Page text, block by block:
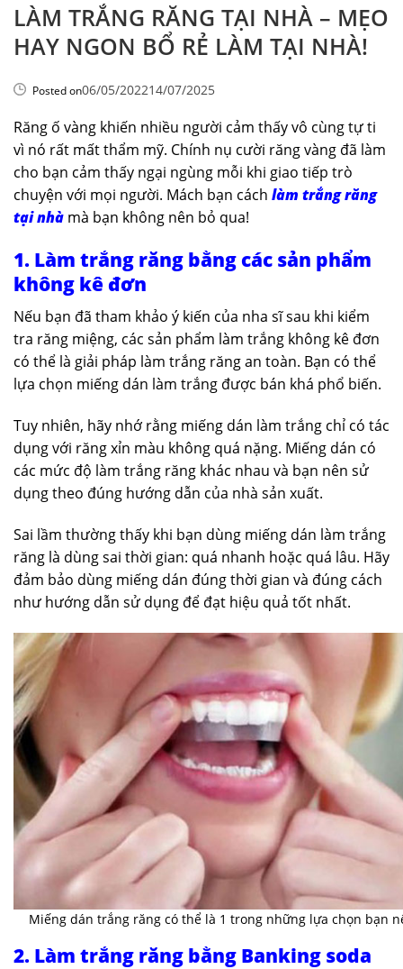
LÀM TRẮNG RĂNG TẠI NHÀ – MẸO
HAY NGON BỔ RẺ LÀM TẠI NHÀ!
Posted on06/05/202214/07/2025
Răng ố vàng khiến nhiều người cảm thấy vô cùng tự ti
vì nó rất mất thẩm mỹ. Chính nụ cười răng vàng đã làm
cho bạn cảm thấy ngại ngùng mỗi khi giao tiếp trò
chuyện với mọi người. Mách bạn cách làm trắng răng
tại nhà mà bạn không nên bỏ qua!
1. Làm trắng răng bằng các sản phẩm
không kê đơn
Nếu bạn đã tham khảo ý kiến của nha sĩ sau khi kiểm
tra răng miệng, các sản phẩm làm trắng không kê đơn
có thể là giải pháp làm trắng răng an toàn. Bạn có thể
lựa chọn miếng dán làm trắng được bán khá phổ biến.
Tuy nhiên, hãy nhớ rằng miếng dán làm trắng chỉ có tác
dụng với răng xỉn màu không quá nặng. Miếng dán có
các mức độ làm trắng răng khác nhau và bạn nên sử
dụng theo đúng hướng dẫn của nhà sản xuất.
Sai lầm thường thấy khi bạn dùng miếng dán làm trắng
răng là dùng sai thời gian: quá nhanh hoặc quá lâu. Hãy
đảm bảo dùng miếng dán đúng thời gian và đúng cách
như hướng dẫn sử dụng để đạt hiệu quả tốt nhất.
Miếng dán trắng răng có thể là 1 trong những lựa chọn bạn
2. Làm trắng răng bằng Banking soda